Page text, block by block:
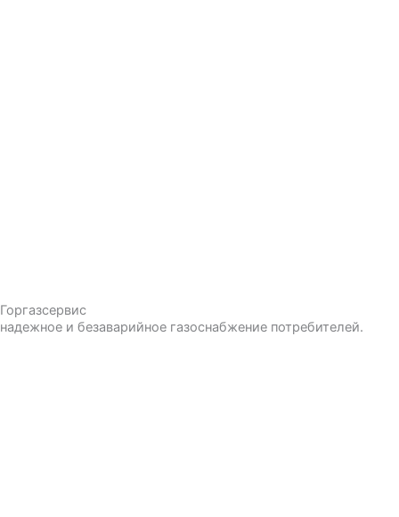
Горгазсервис
надежное и безаварийное газоснабжение потребителей.